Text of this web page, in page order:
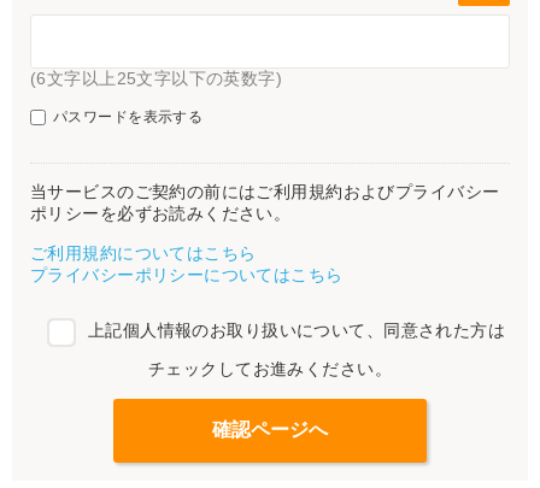
(6文字以上25文字以下の英数字)
パスワードを表示する
当サービスのご契約の前にはご利用規約およびプライバシー
ポリシーを必ずお読みください。
ご利用規約についてはこちら
プライバシーポリシーについてはこちら
上記個人情報のお取り扱いについて、同意された方は
チェックしてお進みください。